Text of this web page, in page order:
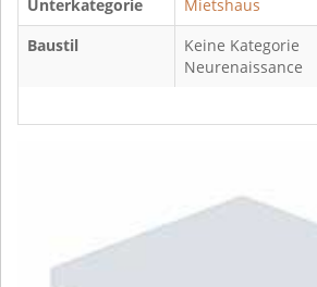
Unterkategorie
Mietshaus
Baustil
Keine Kategorie
Neurenaissance